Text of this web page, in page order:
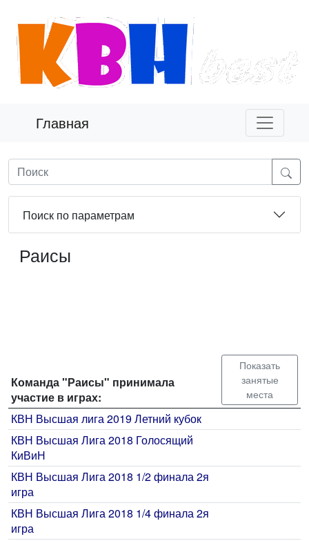
Главная
Поиск по параметрам
Раисы
Команда "Раисы" принимала
участие в играх:
Показать
занятые
места
КВН Высшая лига 2019 Летний кубок
КВН Высшая Лига 2018 Голосящий
КиВиН
КВН Высшая Лига 2018 1/2 финала 2я
игра
КВН Высшая Лига 2018 1/4 финала 2я
игра